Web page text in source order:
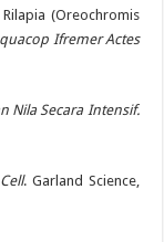
(Oreochromis
Ifremer Actes
Nila Secara Intensif.
. Garland Science,